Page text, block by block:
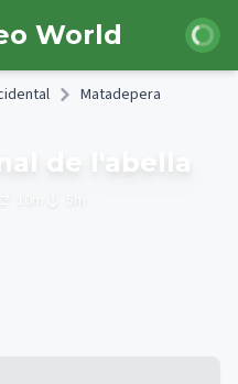
World
Matadepera
de l'abella